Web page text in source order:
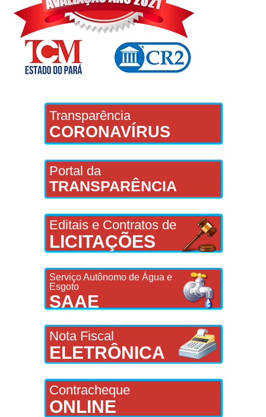
Transparência
CORONAVÍRUS
Portal da
TRANSPARÊNCIA
Editais e Contratos de
LICITAÇÕES
Serviço Autônomo de Água e
Esgoto
SAAE
Nota Fiscal
ELETRÔNICA
Contracheque
ONLINE